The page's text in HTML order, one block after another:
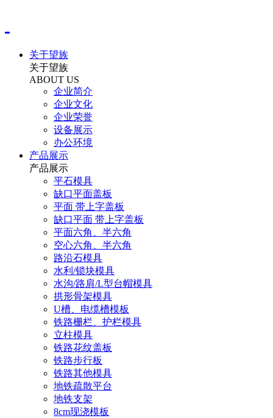
关于望族
关于望族
ABOUT US
企业简介
企业文化
企业荣誉
设备展示
办公环境
产品展示
产品展示
平石模具
缺口平面盖板
平面 带上字盖板
缺口平面 带上字盖板
平面六角、半六角
空心六角、半六角
路沿石模具
水利/锁块模具
水沟/路肩/L型台帽模具
拱形骨架模具
U槽、电缆槽模板
铁路栅栏、护栏模具
立柱模具
铁路花纹盖板
铁路步行板
铁路其他模具
地铁疏散平台
地铁支架
8cm现浇模板